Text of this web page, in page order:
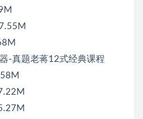
-真题老蒋12式经典课程